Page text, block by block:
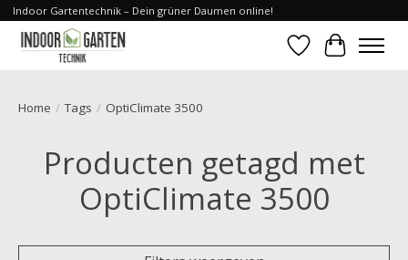
Indoor Gartentechnik – Dein grüner Daumen online!
Verlanglijst
Home / Tags / OptiClimate 3500
Producten getagd met
OptiClimate 3500